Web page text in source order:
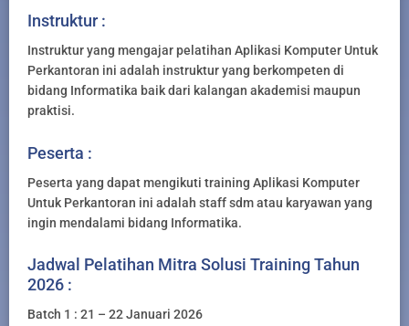
Instruktur :
Instruktur yang mengajar pelatihan Aplikasi Komputer Untuk
Perkantoran ini adalah instruktur yang berkompeten di
bidang Informatika baik dari kalangan akademisi maupun
praktisi.
Peserta :
Peserta yang dapat mengikuti training Aplikasi Komputer
Untuk Perkantoran ini adalah staff sdm atau karyawan yang
ingin mendalami bidang Informatika.
Jadwal Pelatihan Mitra Solusi Training Tahun
2026 :
Batch 1 : 21 – 22 Januari 2026